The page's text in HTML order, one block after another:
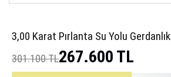
3,00 Karat Pırlanta Su Yolu Gerdanlık
301.100 TL267.600 TL